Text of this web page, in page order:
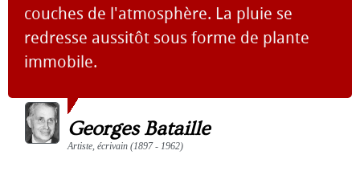
couches de l'atmosphère. La pluie se
redresse aussitôt sous forme de plante
immobile.
Georges Bataille
Artiste, écrivain (1897 - 1962)